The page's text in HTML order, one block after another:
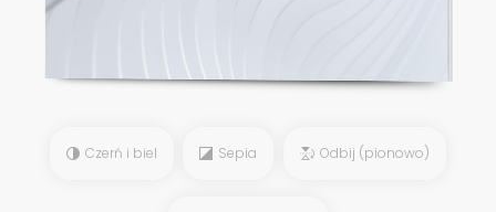
Czerń i biel Sepia Odbij (pionowo)